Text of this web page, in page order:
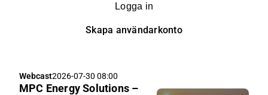
Logga in
Skapa användarkonto
Webcast2026-07-30 08:00
MPC Energy Solutions –